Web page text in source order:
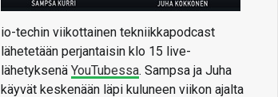
io-techin viikottainen tekniikkapodcast
lähetetään perjantaisin klo 15 live-
lähetyksenä YouTubessa. Sampsa ja Juha
käyvät keskenään läpi kuluneen viikon ajalta